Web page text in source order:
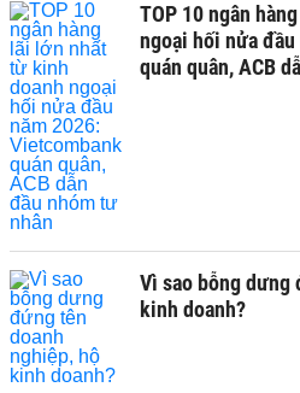
TOP 10 ngân
ngoại hối nửa
quán quân, ACB
Vì sao bỗng dưng
kinh doanh?